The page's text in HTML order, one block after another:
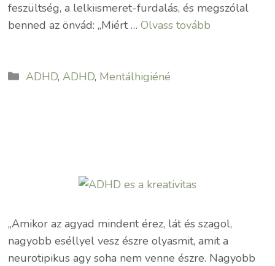
feszültség, a lelkiismeret-furdalás, és megszólal
benned az önvád: „Miért …Olvass tovább
Kategória
ADHD,ADHD, Mentálhigiéné
„Amikor az agyad mindent érez, lát és szagol,
nagyobb eséllyel vesz észre olyasmit, amit a
neurotipikus agy soha nem venne észre. Nagyobb